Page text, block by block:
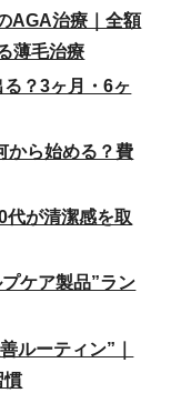
AGA治療｜全額
薄毛治療
？3ヶ月・6ヶ
から始める？費
代が清潔感を取
ケア製品”ラン
ルーティン”｜
慣